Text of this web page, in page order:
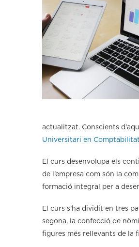
actualitzat. Conscients
Universitari en
El curs desenvolupa els
de l’empresa com són la
formació integral per a
El curs s’ha dividit en tres
segona, la confecció de
figures més rellevants de la